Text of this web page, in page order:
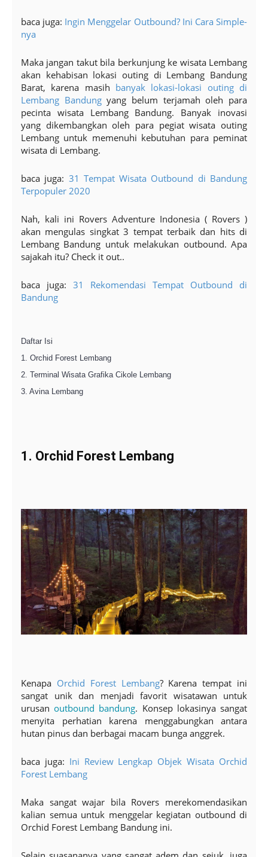
baca juga: Ingin Menggelar Outbound? Ini Cara Simple-
nya
Maka jangan takut bila berkunjung ke wisata Lembang
akan kehabisan lokasi outing di Lembang Bandung
Barat, karena masih banyak lokasi-lokasi outing di
Lembang Bandungyang belum terjamah oleh para
pecinta wisata Lembang Bandung. Banyak inovasi
yang dikembangkan oleh para pegiat wisata outing
Lembang untuk memenuhi kebutuhan para peminat
wisata di Lembang.
baca juga: 31 Tempat Wisata Outbound di Bandung
Terpopuler 2020
Nah, kali ini Rovers Adventure Indonesia ( Rovers )
akan mengulas singkat 3 tempat terbaik dan hits di
Lembang Bandung untuk melakukan outbound. Apa
sajakah itu? Check it out..
baca juga: 31 Rekomendasi Tempat Outbound di
Bandung
Daftar Isi
1. Orchid Forest Lembang
2. Terminal Wisata Grafika Cikole Lembang
3. Avina Lembang
1. Orchid Forest Lembang
Kenapa Orchid Forest Lembang? Karena tempat ini
sangat unik dan menjadi favorit wisatawan untuk
urusanoutbound bandung. Konsep lokasinya sangat
menyita perhatian karena menggabungkan antara
hutan pinus dan berbagai macam bunga anggrek.
baca juga: Ini Review Lengkap Objek Wisata Orchid
Forest Lembang
Maka sangat wajar bila Rovers merekomendasikan
kalian semua untuk menggelar kegiatan outbound di
Orchid Forest Lembang Bandung ini.